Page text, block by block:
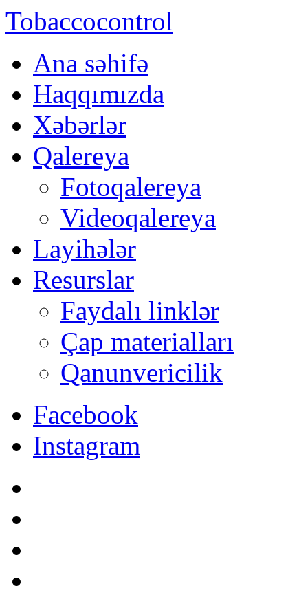
Tobaccocontrol
Ana səhifə
Haqqımızda
Xəbərlər
Qalereya
Fotoqalereya
Videoqalereya
Layihələr
Resurslar
Faydalı linklər
Çap materialları
Qanunvericilik
Facebook
Instagram